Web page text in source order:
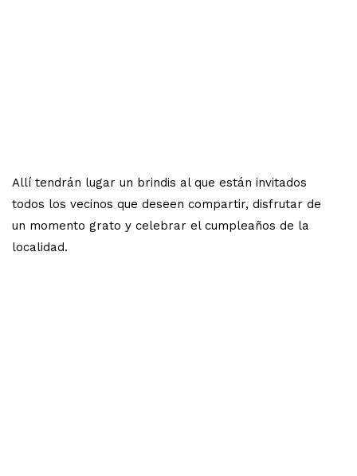
Allí tendrán lugar un brindis al que están invitados
todos los vecinos que deseen compartir, disfrutar de
un momento grato y celebrar el cumpleaños de la
localidad.